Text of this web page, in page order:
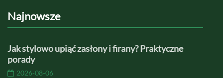
Najnowsze
Jak stylowo upiąć zasłony i firany? Praktyczne
porady
2026-08-06